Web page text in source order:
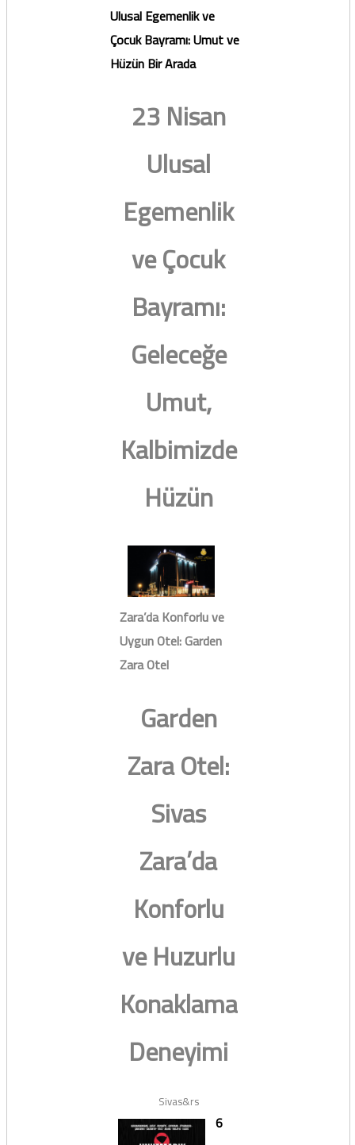
Ulusal Egemenlik ve
Çocuk Bayramı: Umut ve
Hüzün Bir Arada
23 Nisan
Ulusal
Egemenlik
ve Çocuk
Bayramı:
Geleceğe
Umut,
Kalbimizde
Hüzün
Zara’da Konforlu ve
Uygun Otel: Garden
Zara Otel
Garden
Zara Otel:
Sivas
Zara’da
Konforlu
ve Huzurlu
Konaklama
Deneyimi
Sivas&rs
6